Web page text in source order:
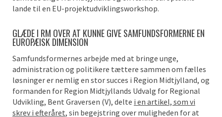
lande til en EU-projektudviklingsworkshop.
GLÆDE I RM OVER AT KUNNE GIVE SAMFUNDSFORMERNE EN
EUROPÆISK DIMENSION
Samfundsformernes arbejde med at bringe unge,
administration og politikere tættere sammen om fælles
løsninger er nemlig en stor succes i Region Midtjylland, og
formanden for Region Midtjyllands Udvalg for Regional
Udvikling, Bent Graversen (V), delte i en artikel, som vi
skrev i efteråret, sin begejstring over muligheden for at